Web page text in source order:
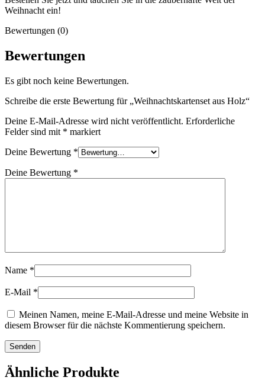
Weihnacht ein!
Bewertungen (0)
Bewertungen
Es gibt noch keine Bewertungen.
Schreibe die erste Bewertung für „Weihnachtskartenset aus Holz“
Deine E-Mail-Adresse wird nicht veröffentlicht. Erforderliche
Felder sind mit * markiert
Deine Bewertung *
Deine Bewertung *
Name *
E-Mail *
Meinen Namen, meine E-Mail-Adresse und meine Website in
diesem Browser für die nächste Kommentierung speichern.
Ähnliche Produkte